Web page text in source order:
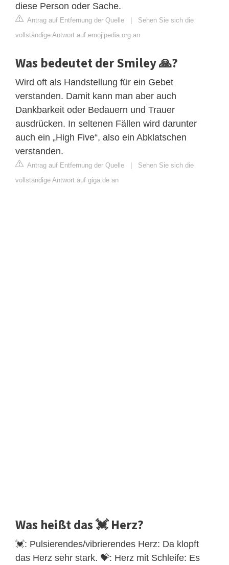
diese Person oder Sache.
Antrag auf Entfernung der Quelle | Sehen Sie sich die
vollständige Antwort auf emojipedia.org an
Was bedeutet der Smiley 🙏?
Wird oft als Handstellung für ein Gebet
verstanden. Damit kann man aber auch
Dankbarkeit oder Bedauern und Trauer
ausdrücken. In seltenen Fällen wird darunter
auch ein „High Five“, also ein Abklatschen
verstanden.
Antrag auf Entfernung der Quelle | Sehen Sie sich die
vollständige Antwort auf giga.de an
Was heißt das 💓 Herz?
💓: Pulsierendes/vibrierendes Herz: Da klopft
das Herz sehr stark. 💝: Herz mit Schleife: Es